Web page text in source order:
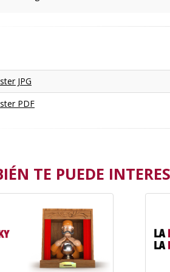
JPG
PDF
TE PUEDE